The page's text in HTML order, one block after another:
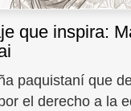
que inspira:
paquistaní que
el derecho a la